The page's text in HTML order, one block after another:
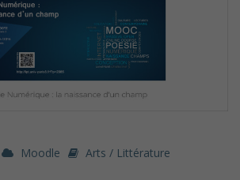
Moodle Arts / Littérature